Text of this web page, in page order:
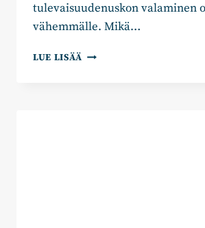
tulevaisuudenuskon valaminen
vähemmälle. Mikä…
LUE LISÄÄ NUORTEN